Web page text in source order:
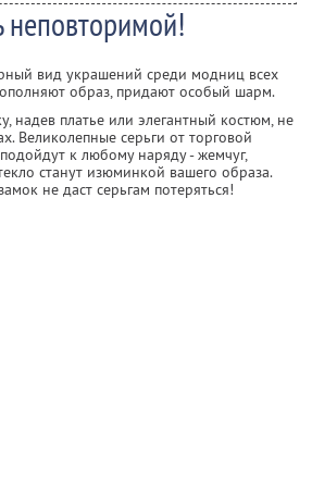
неповторимой!
вид украшений среди модниц всех
образ, придают особый шарм.
надев платье или элегантный костюм, не
Великолепные серьги от торговой
к любому наряду - жемчуг,
станут изюминкой вашего образа.
не даст серьгам потеряться!